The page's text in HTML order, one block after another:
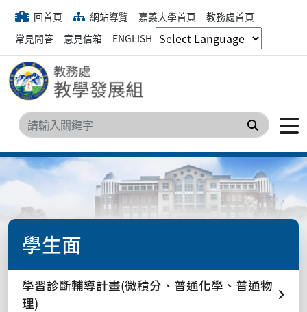
回首頁 網站導覽 嘉義大學首頁
教務處首頁
常見問答
意見信箱 ENGLISH
搜尋
學生面
學習診斷輔導計畫(微積分、普通化學、普通物
理)